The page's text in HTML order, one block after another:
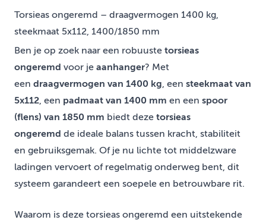
Torsieas ongeremd – draagvermogen 1400 kg,
steekmaat 5x112, 1400/1850 mm
Ben je op zoek naar een robuuste torsieas
ongeremd voor je aanhanger? Met
een draagvermogen van 1400 kg, een steekmaat van
5x112, een padmaat van 1400 mm en een spoor
(flens) van 1850 mm biedt deze torsieas
ongeremd de ideale balans tussen kracht, stabiliteit
en gebruiksgemak. Of je nu lichte tot middelzware
ladingen vervoert of regelmatig onderweg bent, dit
systeem garandeert een soepele en betrouwbare rit.
Waarom is deze torsieas ongeremd een uitstekende